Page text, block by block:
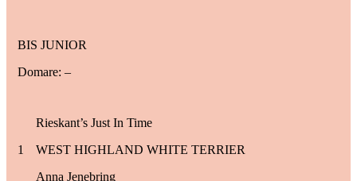
BIS JUNIOR
Domare: –
1
Rieskant’s Just In Time
WEST HIGHLAND WHITE TERRIER
Anna Jenebring